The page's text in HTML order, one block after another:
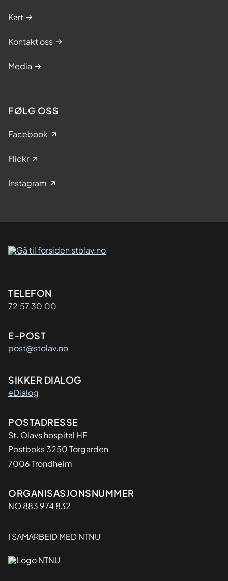
Kart
Kontakt oss
Media
FØLG OSS
Facebook
Flickr
Instagram
Kontaktinformasjon
TELEFON
72 57 30 00
E-POST
post@stolav.no
SIKKER DIALOG
eDialog
Adresse
POSTADRESSE
St. Olavs hospital HF
Postboks 3250 Torgarden
7006 Trondheim
Organisasjon
ORGANISASJONSNUMMER
NO 883 974 832
I SAMARBEID MED NTNU